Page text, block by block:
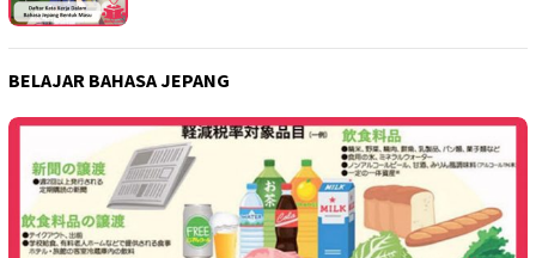
BELAJAR BAHASA JEPANG